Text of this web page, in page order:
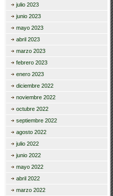
julio 2023
junio 2023
mayo 2023
abril 2023
marzo 2023
febrero 2023
enero 2023
diciembre 2022
noviembre 2022
octubre 2022
septiembre 2022
agosto 2022
julio 2022
junio 2022
mayo 2022
abril 2022
marzo 2022